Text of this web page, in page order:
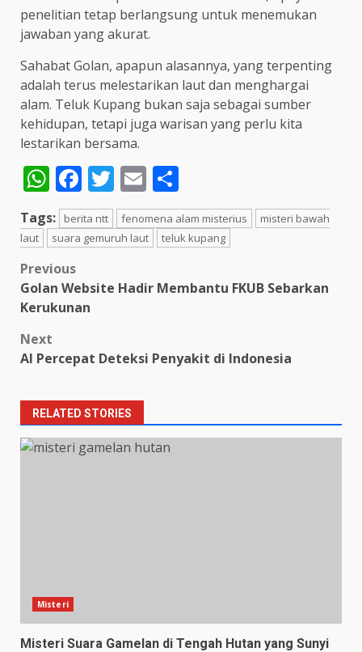
penelitian tetap berlangsung untuk menemukan
jawaban yang akurat.
Sahabat Golan, apapun alasannya, yang terpenting
adalah terus melestarikan laut dan menghargai
alam. Teluk Kupang bukan saja sebagai sumber
kehidupan, tetapi juga warisan yang perlu kita
lestarikan bersama.
WhatsApp
Facebook
Twitter
Email
Tags: berita ntt fenomena alam misterius
misteri bawah
laut
suara gemuruh laut teluk kupang
Post
navigation
Previous
Golan Website Hadir Membantu FKUB Sebarkan
Kerukunan
Next
AI Percepat Deteksi Penyakit di Indonesia
RELATED STORIES
Misteri
Misteri Suara Gamelan di Tengah Hutan yang Sunyi